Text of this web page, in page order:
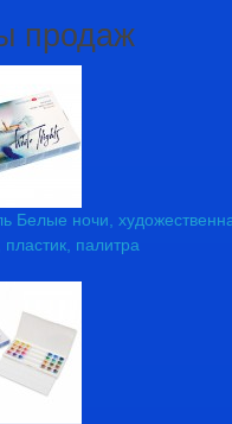
продаж
Белые ночи,
палитра